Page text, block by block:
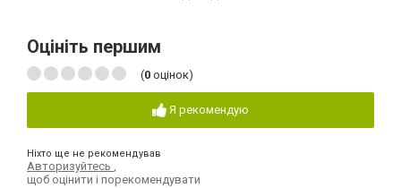
Оцініть першим
(0 оцінок)
Я рекомендую
Ніхто ще не рекомендував
Авторизуйтесь ,
щоб оцінити і порекомендувати